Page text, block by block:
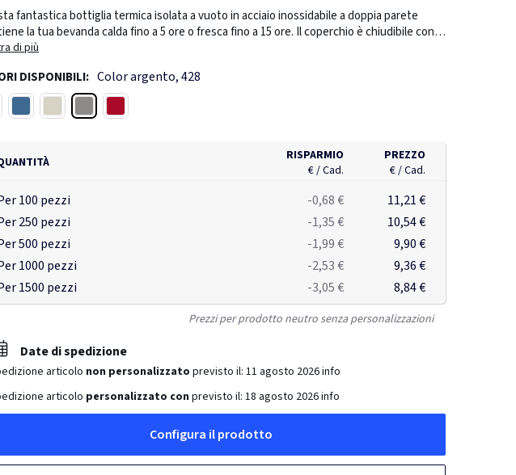
fantastica bottiglia termica isolata a vuoto in acciaio inossidabile a doppia parete
la tua bevanda calda fino a 5 ore o fresca fino a 15 ore. Il coperchio è chiudibile con
e quindi evita qualsiasi rischio di perdite o fuoriuscite. Il coperchio è facile da tenere
di bere comodamente e in sicurezza con una sola mano. E' adatta per essere
in qualsiasi portabibite per auto. Realizzata con materiali riciclati certificati RCS
Claim Standard). La certificazione RCS garantisce una filiera completamente
di più
DISPONIBILI: Color argento, 428
RISPARMIO
€ / Cad.
PREZZO
€ / Cad.
100 pezzi -0,68 €
11,21 €
250 pezzi
-1,35 €
10,54 €
500 pezzi
-1,99 €
9,90 €
1000 pezzi
-2,53 €
9,36 €
1500 pezzi
-3,05 € 8,84 €
Prezzi per prodotto neutro senza personalizzazioni
Date di spedizione
articolo non personalizzato previsto il: 11 agosto 2026info
articolo personalizzato con previsto il: 18 agosto 2026info
Configura il prodotto